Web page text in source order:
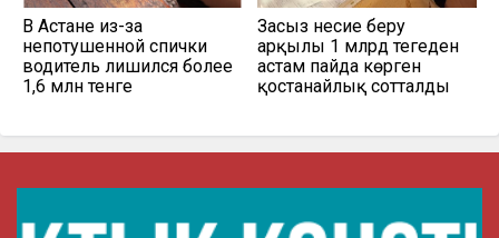
В Астане из-за
непотушенной спички
водитель лишился более
1,6 млн тенге
Заңсыз несие беру
арқылы 1 млрд теңгеден
астам пайда көрген
қостанайлық сотталды